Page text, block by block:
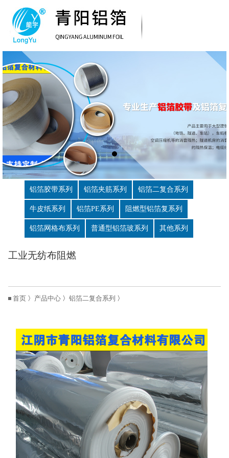
铝箔胶带系列 铝箔夹筋系列 铝箔二复合系列
牛皮纸系列 铝箔PE系列 阻燃型铝箔复系列
铝箔网格布系列 普通型铝箔玻系列 其他系列
工业无纺布阻燃
首页 〉 产品中心〉 铝箔二复合系列 〉